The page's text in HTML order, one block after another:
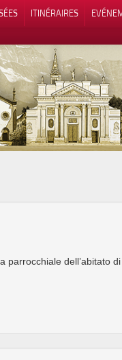
ITINÉRAIRES
parrocchiale dell’abitato
Vos